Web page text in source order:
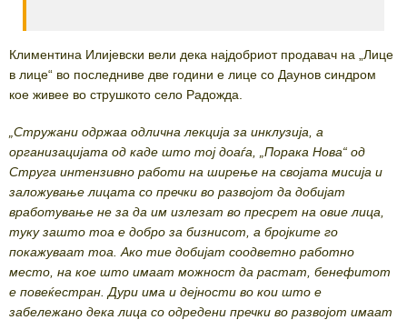
Климентина Илијевски вели дека најдобриот продавач на „Лице
в лице“ во последниве две години е лице со Даунов синдром
кое живее во струшкото село Радожда.
„Стружани одржаа одлична лекција за инклузија, а
организацијата од каде што тој доаѓа, „Порака Нова“ од
Струга интензивно работи на ширење на својата мисија и
заложување лицата со пречки во развојот да добијат
вработување не за да им излезат во пресрет на овие лица,
туку зашто тоа е добро за бизнисот, а бројките го
покажуваат тоа. Ако тие добијат соодветно работно
место, на кое што имаат можност да растат, бенефитот
е повеќестран. Дури има и дејности во кои што е
забележано дека лица со одредени пречки во развојот имаат